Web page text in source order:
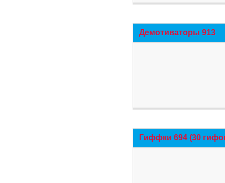
Демотиваторы 913
Гиффки 694 (30